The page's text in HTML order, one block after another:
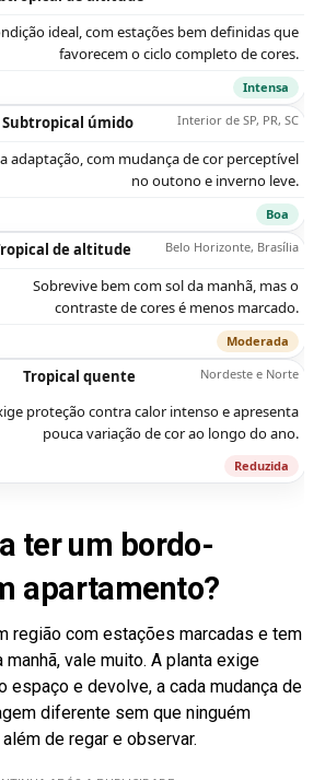
ideal, com estações bem definidas que
favorecem o ciclo completo de cores.
Intensa
Subtropical úmido Interior de SP, PR, SC
adaptação, com mudança de cor perceptível
no outono e inverno leve.
Boa
de altitude Belo Horizonte, Brasília
Sobrevive bem com sol da manhã, mas o
contraste de cores é menos marcado.
Moderada
Tropical quente Nordeste e Norte
proteção contra calor intenso e apresenta
pouca variação de cor ao longo do ano.
Reduzida
ter um bordo-
apartamento?
região com estações marcadas e tem
vale muito. A planta exige
espaço e devolve, a cada mudança de
diferente sem que ninguém
de regar e observar.